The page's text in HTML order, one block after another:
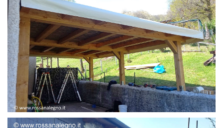
STRUTTURA ADDOSSATA LAMELLARE